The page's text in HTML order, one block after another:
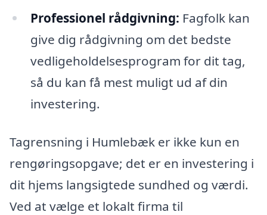
Professionel rådgivning: Fagfolk kan
give dig rådgivning om det bedste
vedligeholdelsesprogram for dit tag,
så du kan få mest muligt ud af din
investering.
Tagrensning i Humlebæk er ikke kun en
rengøringsopgave; det er en investering i
dit hjems langsigtede sundhed og værdi.
Ved at vælge et lokalt firma til